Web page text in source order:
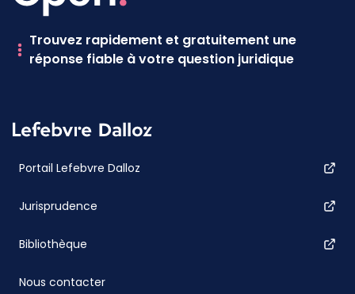
Trouvez rapidement et gratuitement une
réponse fiable à votre question juridique
Portail Lefebvre Dalloz
Jurisprudence
Bibliothèque
Nous contacter